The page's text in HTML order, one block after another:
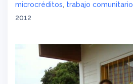
microcréditos, trabajo comunitario
2012